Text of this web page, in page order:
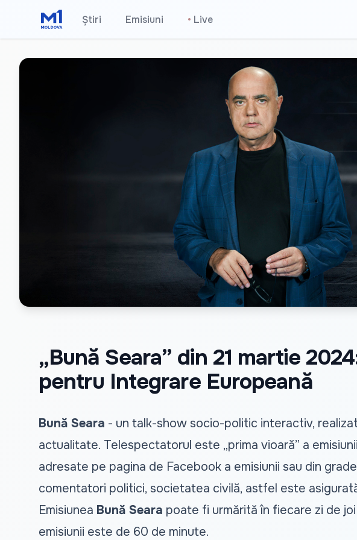
Știri Emisiuni • Live
„Bună Seara” din 21 martie
pentru Integrare Europeană
Bună Seara - un talk-show socio-politic interactiv,
actualitate. Telespectatorul este „prima vioară” a
adresate pe pagina de Facebook a emisiunii sau din
comentatori politici, societatea civilă, astfel este
Emisiunea Bună Seara poate fi urmărită în fiecare zi de
emisiunii este de 60 de minute.